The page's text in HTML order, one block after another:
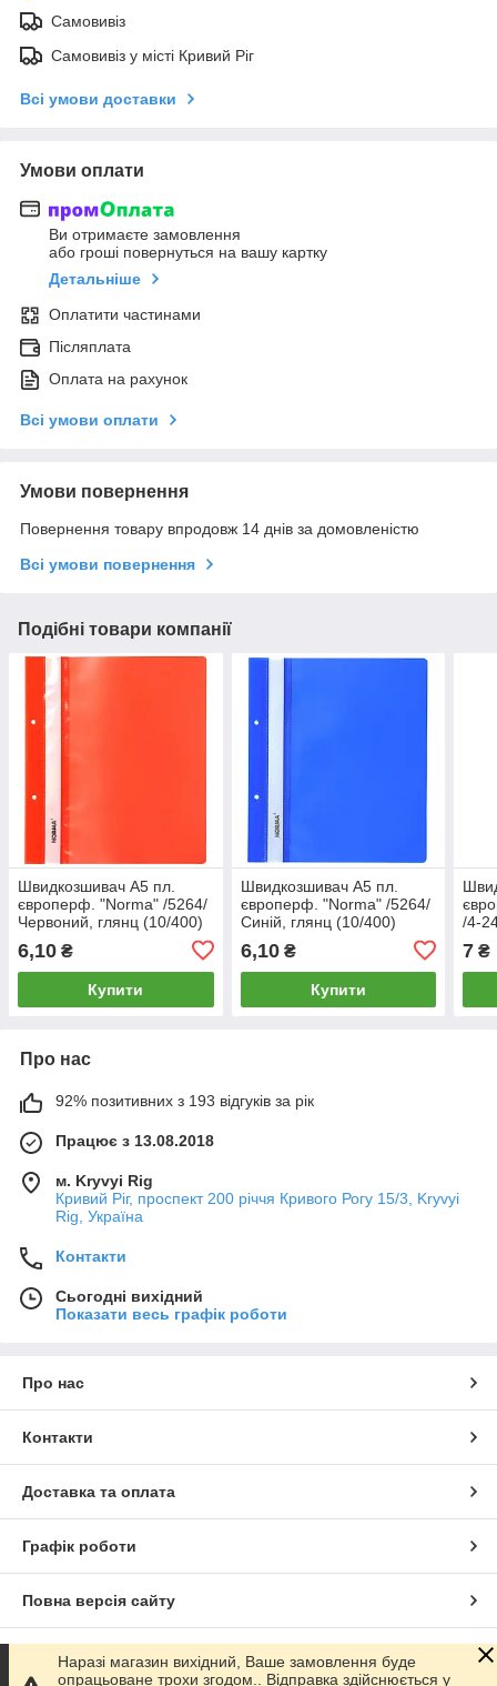
Самовивіз
Самовивіз у місті Кривий Ріг
Всі умови доставки
Умови оплати
Ви отримаєте замовлення
або гроші повернуться на вашу картку
Детальніше
Оплатити частинами
Післяплата
Оплата на рахунок
Всі умови оплати
Умови повернення
Повернення товару впродовж 14 днів за домовленістю
Всі умови повернення
Подібні товари компанії
Швидкозшивач А5 пл.
європерф. "Norma" /5264/
Червоний, глянц (10/400)
6,10 ₴
Купити
Швидкозшивач А5 пл.
європерф. "Norma" /5264/
Синій, глянц (10/400)
6,10₴
Купити
/4-
7 ₴
Про нас
92% позитивних з 193 відгуків за рік
Працює з 13.08.2018
м. Kryvyi Rig
Кривий Ріг, проспект 200 річчя Кривого Рогу 15/3, Kryvyi
Rig, Україна
Контакти
Сьогодні вихідний
Показати весь графік роботи
Про нас
Контакти
Доставка та оплата
Графік роботи
Повна версія сайту
Сайт створено на маркетплейсі
Наразі магазин вихідний, Ваше замовлення буде
опрацьоване трохи згодом.. Відправка здійснюється у